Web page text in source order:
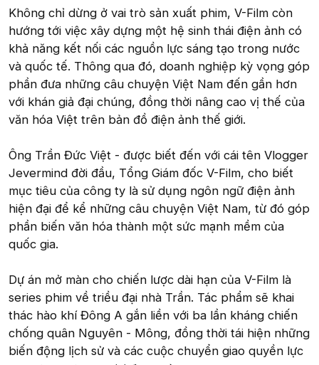
Không chỉ dừng ở vai trò sản xuất phim, V-Film còn
hướng tới việc xây dựng một hệ sinh thái điện ảnh có
khả năng kết nối các nguồn lực sáng tạo trong nước
và quốc tế. Thông qua đó, doanh nghiệp kỳ vọng góp
phần đưa những câu chuyện Việt Nam đến gần hơn
với khán giả đại chúng, đồng thời nâng cao vị thế của
văn hóa Việt trên bản đồ điện ảnh thế giới.
Ông Trần Đức Việt - được biết đến với cái tên Vlogger
Jevermind đời đầu, Tổng Giám đốc V-Film, cho biết
mục tiêu của công ty là sử dụng ngôn ngữ điện ảnh
hiện đại để kể những câu chuyện Việt Nam, từ đó góp
phần biến văn hóa thành một sức mạnh mềm của
quốc gia.
Dự án mở màn cho chiến lược dài hạn của V-Film là
series phim về triều đại nhà Trần. Tác phẩm sẽ khai
thác hào khí Đông A gắn liền với ba lần kháng chiến
chống quân Nguyên - Mông, đồng thời tái hiện những
biến động lịch sử và các cuộc chuyển giao quyền lực